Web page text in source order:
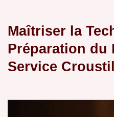
Maîtriser la
Préparation du
Service